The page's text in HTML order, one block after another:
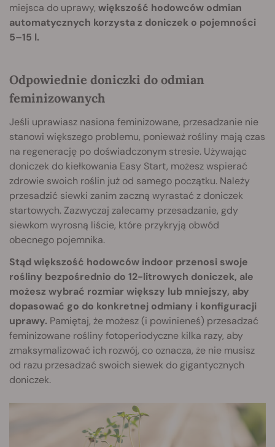
miejsca do uprawy, większość hodowców odmian
automatycznych korzysta z doniczek o pojemności
5–15 l.
Odpowiednie doniczki do odmian
feminizowanych
Jeśli uprawiasz nasiona feminizowane, przesadzanie nie
stanowi większego problemu, ponieważ rośliny mają czas
na regenerację po doświadczonym stresie. Używając
doniczek do kiełkowania Easy Start, możesz wspierać
zdrowie swoich roślin już od samego początku. Należy
przesadzić siewki zanim zaczną wyrastać z doniczek
startowych. Zazwyczaj zalecamy przesadzanie, gdy
siewkom wyrosną liście, które przykryją obwód
obecnego pojemnika.
Stąd większość hodowców indoor przenosi swoje
rośliny bezpośrednio do 12-litrowych doniczek, ale
możesz wybrać rozmiar większy lub mniejszy, aby
dopasować go do konkretnej odmiany i konfiguracji
uprawy. Pamiętaj, że możesz (i powinieneś) przesadzać
feminizowane rośliny fotoperiodyczne kilka razy, aby
zmaksymalizować ich rozwój, co oznacza, że nie musisz
od razu przesadzać swoich siewek do gigantycznych
doniczek.